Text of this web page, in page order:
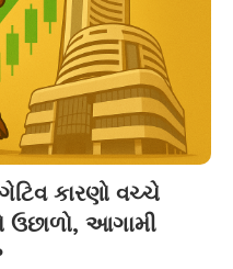
કારણો વચ્ચે
ઉછાળો, આગામી